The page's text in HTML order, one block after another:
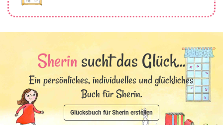
Sherin sucht das Glück...
Ein persönliches, individuelles und glückliches
Buch für Sherin.
Glücksbuch für Sherin erstellen